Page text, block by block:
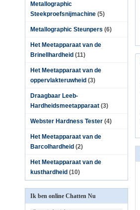
Metallographic
Steekproefsnijmachine (5)
Metallographic Steunpers (6)
Het Meetapparaat van de
Brinellhardheid (11)
Het Meetapparaat van de
oppervlakteruwheid (3)
Draagbaar Leeb-
Hardheidsmeetapparaat (3)
Webster Hardness Tester (4)
Het Meetapparaat van de
Barcolhardheid (2)
Het Meetapparaat van de
kusthardheid (10)
Ik ben online Chatten Nu